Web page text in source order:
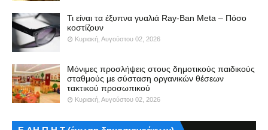
Τι είναι τα έξυπνα γυαλιά Ray-Ban Meta – Πόσο
κοστίζουν
Κυριακή, Αυγούστου 02, 2026
Μόνιμες προσλήψεις στους δημοτικούς παιδικούς
σταθμούς με σύσταση οργανικών θέσεων
τακτικού προσωπικού
Κυριακή, Αυγούστου 02, 2026